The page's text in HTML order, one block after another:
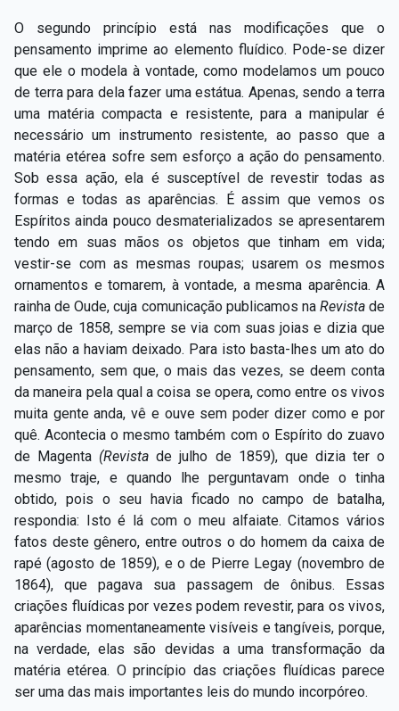
O segundo princípio está nas modificações que o
pensamento imprime ao elemento fluídico. Pode-se dizer
que ele o modela à vontade, como modelamos um pouco
de terra para dela fazer uma estátua. Apenas, sendo a terra
uma matéria compacta e resistente, para a manipular é
necessário um instrumento resistente, ao passo que a
matéria etérea sofre sem esforço a ação do pensamento.
Sob essa ação, ela é susceptível de revestir todas as
formas e todas as aparências. É assim que vemos os
Espíritos ainda pouco desmaterializados se apresentarem
tendo em suas mãos os objetos que tinham em vida;
vestir-se com as mesmas roupas; usarem os mesmos
ornamentos e tomarem, à vontade, a mesma aparência. A
rainha de Oude, cuja comunicação publicamos na Revista de
março de 1858, sempre se via com suas joias e dizia que
elas não a haviam deixado. Para isto basta-lhes um ato do
pensamento, sem que, o mais das vezes, se deem conta
da maneira pela qual a coisa se opera, como entre os vivos
muita gente anda, vê e ouve sem poder dizer como e por
quê. Acontecia o mesmo também com o Espírito do zuavo
de Magenta (Revistade julho de 1859), que dizia ter o
mesmo traje, e quando lhe perguntavam onde o tinha
obtido, pois o seu havia ficado no campo de batalha,
respondia: Isto é lá com o meu alfaiate. Citamos vários
fatos deste gênero, entre outros o do homem da caixa de
rapé (agosto de 1859), e o de Pierre Legay (novembro de
1864), que pagava sua passagem de ônibus. Essas
criações fluídicas por vezes podem revestir, para os vivos,
aparências momentaneamente visíveis e tangíveis, porque,
na verdade, elas são devidas a uma transformação da
matéria etérea. O princípio das criações fluídicas parece
ser uma das mais importantes leis do mundo incorpóreo.